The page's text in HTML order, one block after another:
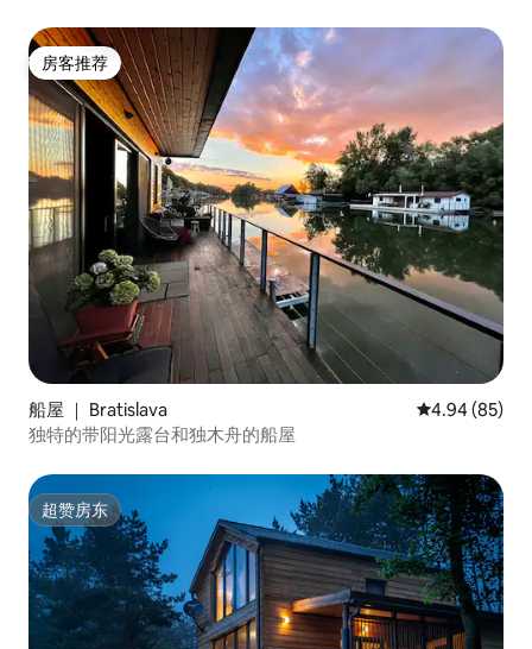
房客推荐
房客推荐
船屋 ｜ Bratislava 平均评分 4.94
4.94 (85)
独特的带阳光露台和独木舟的船屋
超赞房东
超赞房东